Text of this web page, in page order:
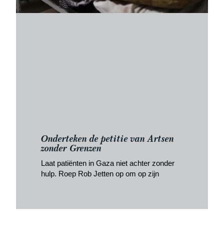
Onderteken de petitie van Artsen
zonder Grenzen
Laat patiënten in Gaza niet achter zonder
hulp. Roep Rob Jetten op om op zijn